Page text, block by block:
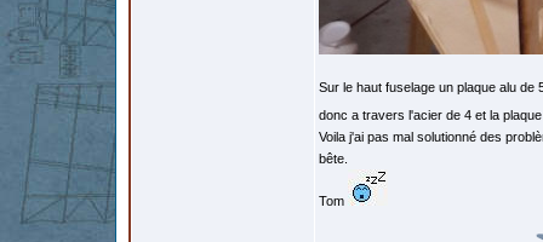
Sur le haut fuselage un plaque alu
donc a travers l'acier de 4 et la
Voila j'ai pas mal solutionné des
bête.
Tom